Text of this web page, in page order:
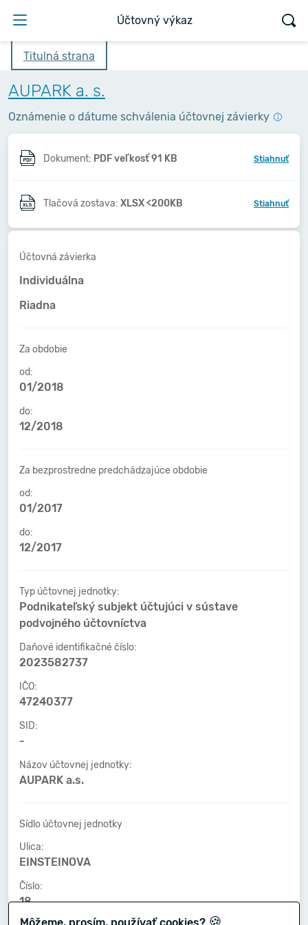
Účtovný výkaz
Titulná strana
AUPARK a. s.
Oznámenie o dátume schválenia účtovnej závierky
Dokument: PDF veľkosť 91 KB Stiahnuť
Tlačová zostava: XLSX <200KB Stiahnuť
Účtovná závierka
Individuálna
Riadna
Za obdobie
od:
01/2018
do:
12/2018
Za bezprostredne predchádzajúce obdobie
od:
01/2017
do:
12/2017
Typ účtovnej jednotky:
Podnikateľský subjekt účtujúci v sústave
podvojného účtovníctva
Daňové identifikačné číslo:
2023582737
IČO:
47240377
SID:
-
Názov účtovnej jednotky:
AUPARK a.s.
Sídlo účtovnej jednotky
Ulica:
EINSTEINOVA
Číslo:
18
🍪